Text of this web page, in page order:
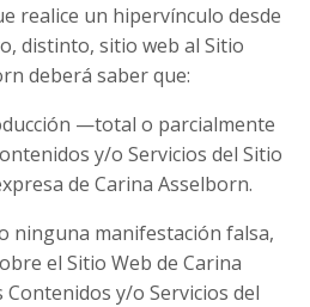
realice un hipervínculo desde
distinto, sitio web al Sitio
deberá saber que:
—total o parcialmente
y/o Servicios del Sitio
de Carina Asselborn.
ninguna manifestación falsa,
el Sitio Web de Carina
y/o Servicios del